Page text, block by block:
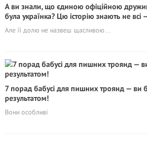
А ви знали, що єдиною офіційною
була українка? Цю історію знають не всі
Але її долю не назвеш щасливою…
7 порад бабусі для пишних троянд — ви
результатом!
Вони особливі